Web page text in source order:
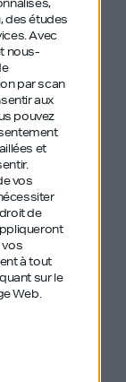
des études
Avec
nous-
par scan
aux
pouvez
et
vos
de
vos
à tout
sur le
Web.
que je le
le